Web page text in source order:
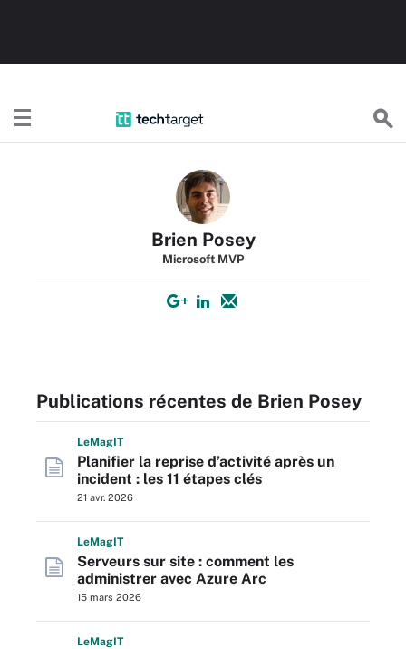
Brien Posey
Microsoft MVP
Publications récentes de Brien Posey
LeMagIT
Planifier la reprise d’activité après un
incident : les 11 étapes clés
21 avr. 2026
LeMagIT
Serveurs sur site : comment les
administrer avec Azure Arc
15 mars 2026
LeMagIT